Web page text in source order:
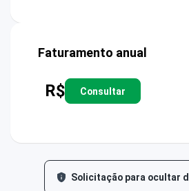
Faturamento anual
R$ Consultar
Solicitação para ocultar